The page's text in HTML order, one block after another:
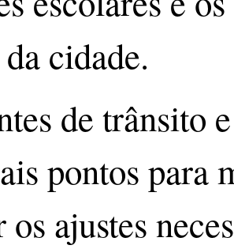
cidade.
de trânsito
pontos para
ajustes